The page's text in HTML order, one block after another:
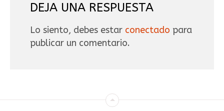
DEJA UNA RESPUESTA
Lo siento, debes estar conectado para
publicar un comentario.